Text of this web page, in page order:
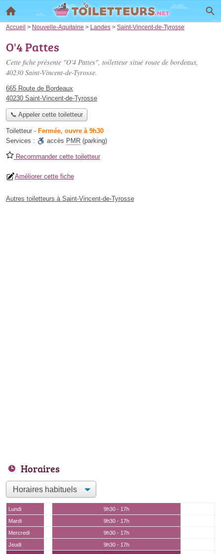
Accueil > Nouvelle-Aquitaine > Landes > Saint-Vincent-de-Tyrosse
O'4 Pattes
Cette fiche présente "O'4 Pattes", toiletteur situé route de bordeaux,
40230 Saint-Vincent-de-Tyrosse.
665 Route de Bordeaux
40230 Saint-Vincent-de-Tyrosse
📞 Appeler cette toiletteur
Toiletteur - Fermée, ouvre à 9h30
Services :
accès PMR (parking)
Recommander cette toiletteur
Améliorer cette fiche
Autres toiletteurs à Saint-Vincent-de-Tyrosse
Horaires
Lundi
9h30 - 17h
Mardi
9h30 - 17h
Mercredi
9h30 - 17h
Jeudi
9h30 - 17h